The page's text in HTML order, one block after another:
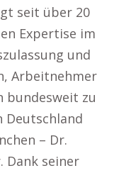
seit über 20
Expertise im
und
Arbeitnehmer
bundesweit zu
Deutschland
– Dr.
Dank seiner